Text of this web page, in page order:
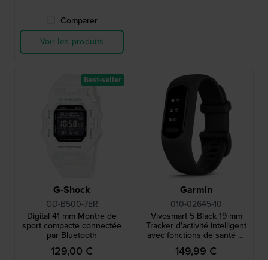
Comparer
Voir les produits
G-Shock
GD-B500-7ER
Digital 41 mm Montre de
sport compacte connectée
par Bluetooth
129,00 €
Best-seller
Garmin
010-02645-10
Vivosmart 5 Black 19 mm
Tracker d'activité intelligent
avec fonctions de santé et
de fitness
149,99 €